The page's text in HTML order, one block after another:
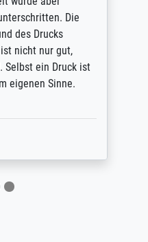
Die
des Drucks
nicht nur gut,
ein Druck ist
eigenen Sinne.